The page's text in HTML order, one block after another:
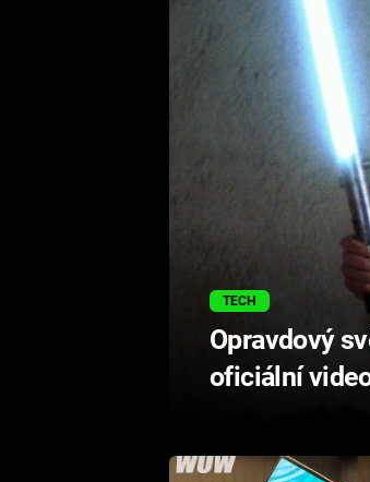
TECH
Opravdový
oficiální